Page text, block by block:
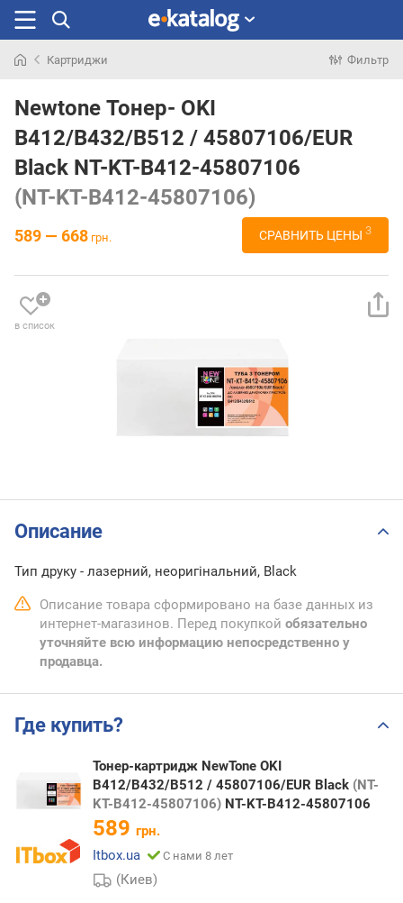
раньше
Картриджи Фильтр
Newtone Тонер- OKI
B412/B432/B512 / 45807106/EUR
Black NT-KT-B412-45807106
(NT-KT-B412-45807106)
589 — 668 грн. СРАВНИТЬ ЦЕНЫ 3
в список
Описание
Тип друку - лазерний, неоригінальний, Black
Описание товара сформировано на базе данных из
интернет-магазинов. Перед покупкой обязательно
уточняйте всю информацию непосредственно у
продавца.
Где купить?
Тонер-картридж NewTone OKI
B412/B432/B512 / 45807106/EUR Black (NT-
KT-B412-45807106) NT-KT-B412-45807106
589 грн.
Itbox.ua
С нами 8 лет
(Киев)